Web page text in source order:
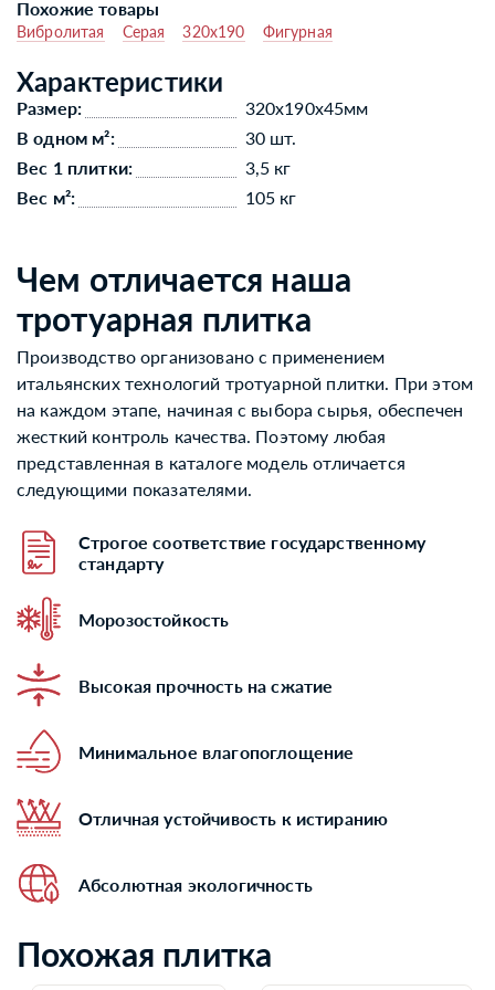
Похожие товары
Вибролитая Серая 320x190 Фигурная
Характеристики
Размер:
320x190x45мм
В одном м²:
30 шт.
Вес 1 плитки:
3,5 кг
Вес м²:
105 кг
Чем отличается наша
тротуарная плитка
Производство организовано с применением
итальянских технологий тротуарной плитки. При этом
на каждом этапе, начиная с выбора сырья, обеспечен
жесткий контроль качества. Поэтому любая
представленная в каталоге модель отличается
следующими показателями.
Строгое соответствие государственному
стандарту
Морозостойкость
Высокая прочность на сжатие
Минимальное влагопоглощение
Отличная устойчивость к истиранию
Абсолютная экологичность
Похожая плитка